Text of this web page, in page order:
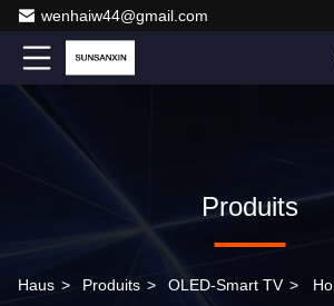
wenhaiw44@gmail.com
Produits
Haus > Produits > OLED-Smart TV >